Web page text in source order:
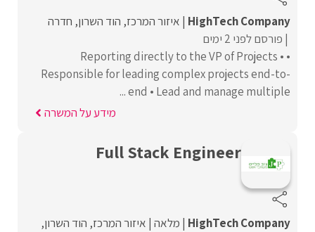
HighTech Company איזור המרכז הוד השרון חדרה
פורסם לפני 2 ימים
• Reporting directly to the VP of Projects •
Responsible for leading complex projects end-to-
end • Lead and manage multiple ...
מידע על המשרה
Full Stack Engineer
HighTech Company מלאה איזור המרכז הוד השרון